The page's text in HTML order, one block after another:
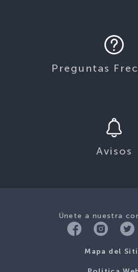
Preguntas
Avisos
Únete a nuestra
Mapa del